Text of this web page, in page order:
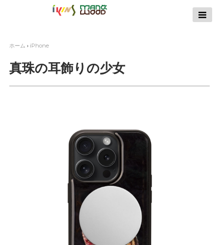
【公式サイト】
木ケース
ホーム › iPhone
真珠の耳飾りの少女